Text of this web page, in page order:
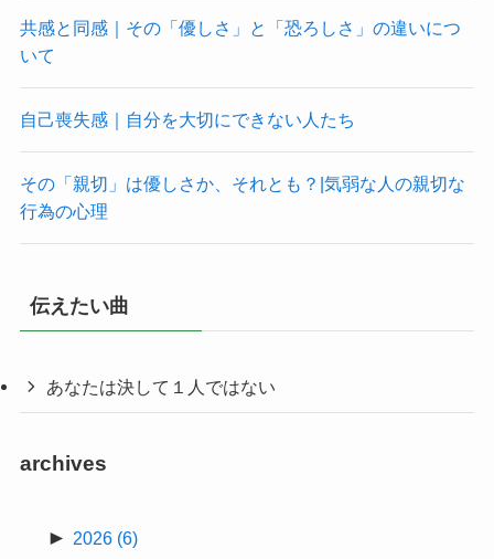
共感と同感｜その「優しさ」と「恐ろしさ」の違いにつ
いて
自己喪失感｜自分を大切にできない人たち
その「親切」は優しさか、それとも？|気弱な人の親切な
行為の心理
伝えたい曲
あなたは決して１人ではない
archives
► 2026 (6)